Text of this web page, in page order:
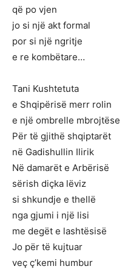
që po vjen
jo si një akt formal
por si një ngritje
e re kombëtare…
Tani Kushtetuta
e Shqipërisë merr rolin
e një ombrelle mbrojtëse
Për të gjithë shqiptarët
në Gadishullin Ilirik
Në damarët e Arbërisë
sërish diçka lëviz
si shkundje e thellë
nga gjumi i një lisi
me degët e lashtësisë
Jo për të kujtuar
veç ç’kemi humbur